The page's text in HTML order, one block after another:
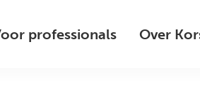
professionals Over